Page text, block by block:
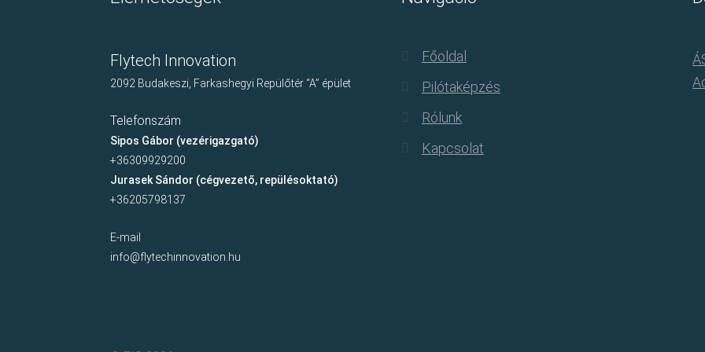
Flytech Innovation
2092 Budakeszi, Farkashegyi Repülőtér “A” épület
Telefonszám
Sipos Gábor (vezérigazgató)
+36309929200
Jurasek Sándor (cégvezető, repülésoktató)
+36205798137
E-mail
info@flytechinnovation.hu
Főoldal
Pilótaképzés
Rólunk
Kapcsolat